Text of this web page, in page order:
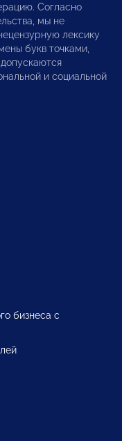
Согласно
мы не
лексику
букв точками,
и социальной
бизнеса с